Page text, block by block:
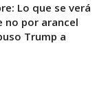
Lo que se verá
no por arancel
Trump a